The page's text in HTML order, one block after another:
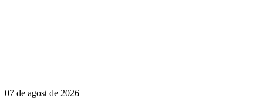
07 de agost de 2026